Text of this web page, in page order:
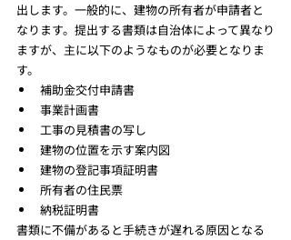
出します。一般的に、建物の所有者が申請者と
なります。提出する書類は自治体によって異なり
ますが、主に以下のようなものが必要となりま
す。
補助金交付申請書
事業計画書
工事の見積書の写し
建物の位置を示す案内図
建物の登記事項証明書
所有者の住民票
納税証明書
書類に不備があると手続きが遅れる原因となる